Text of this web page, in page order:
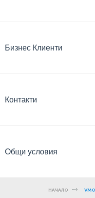
Бизнес Клиенти
Контакти
Общи условия
НАЧАЛО